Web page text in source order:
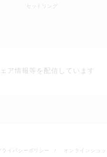
セットリング
ア情報等を配信しています
ライバシーポリシー オンラインショッ